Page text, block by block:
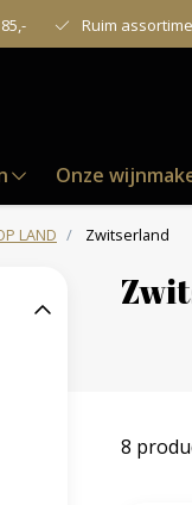
Ruim
Onze
LAND Zwitserland
8